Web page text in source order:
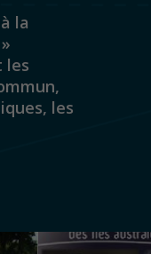
la
les
les